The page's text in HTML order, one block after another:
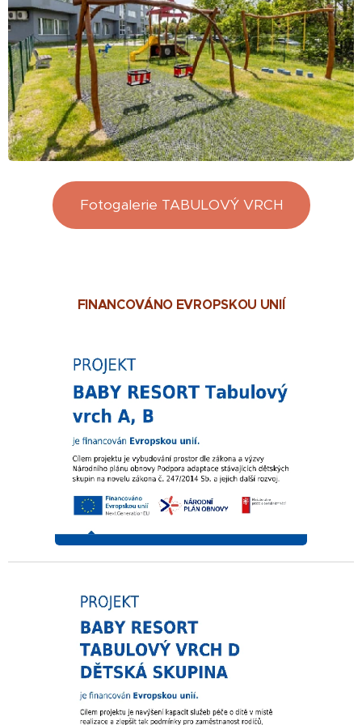
Fotogalerie TABULOVÝ VRCH
FINANCOVÁNO EVROPSKOU UNIÍ